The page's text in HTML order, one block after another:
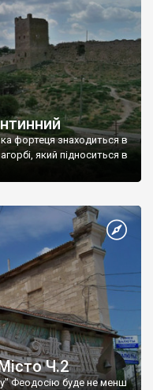
фортеця знаходиться в
який підноситься в
Ч.2
Феодосію буде не менш